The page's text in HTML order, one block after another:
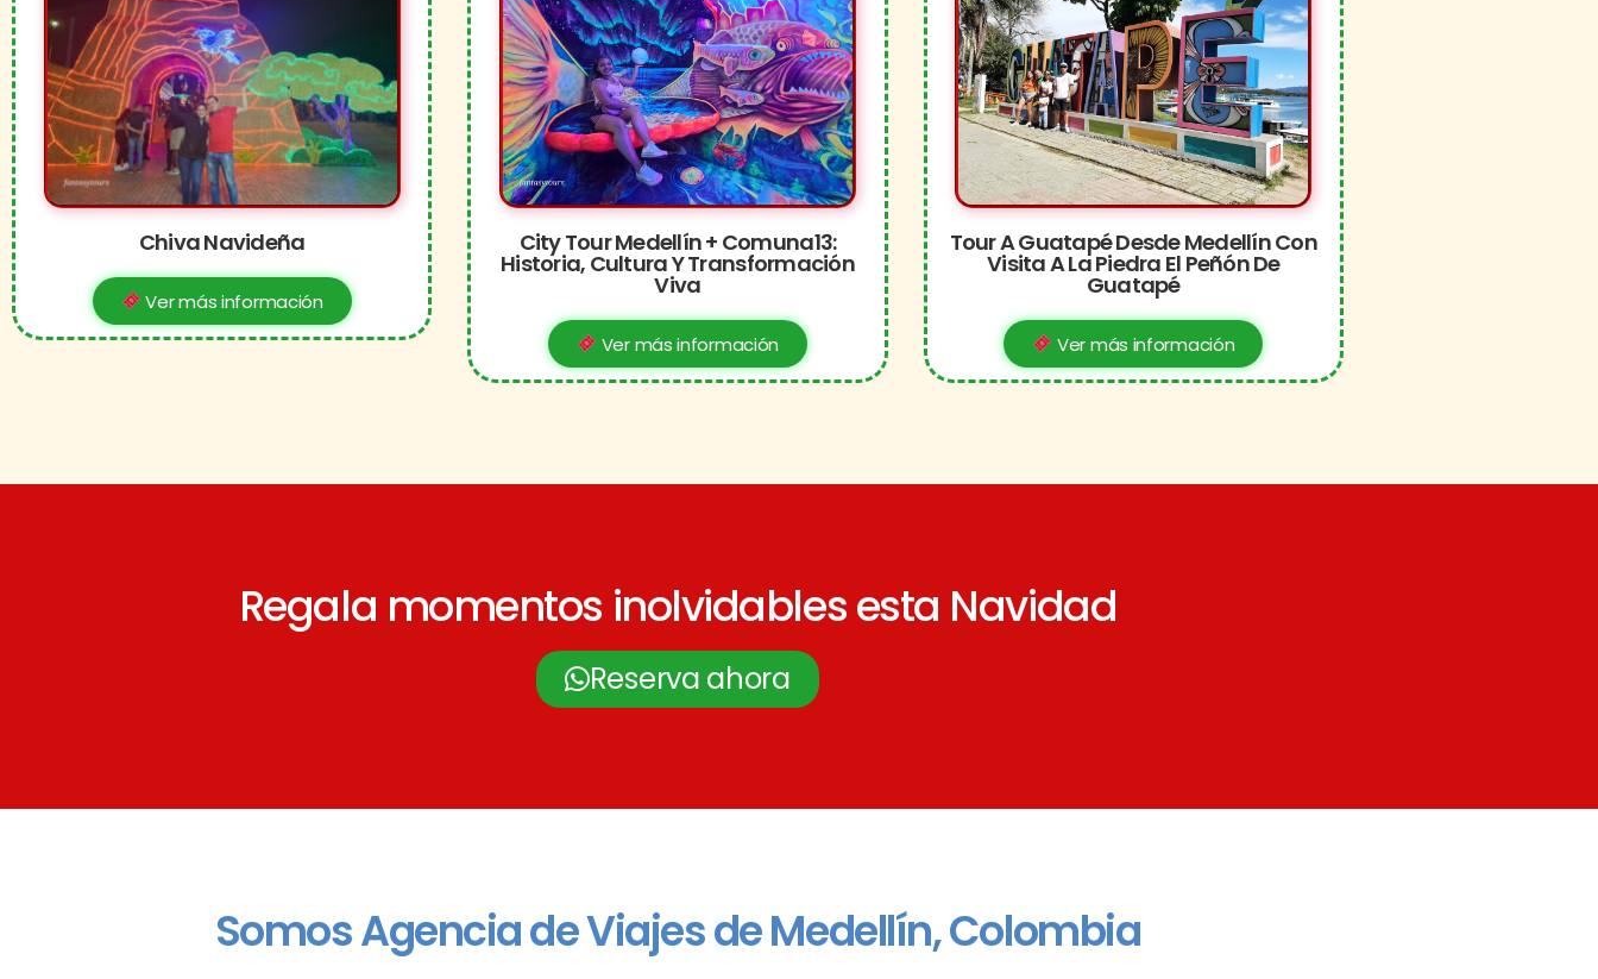
Chiva Navideña
Ver más información
City Tour Medellín + Comuna13:
Historia, Cultura Y Transformación
Viva
Ver más información
Tour A Guatapé Desde Medellín Con
Visita A La Piedra El Peñón De
Guatapé
Ver más información
Regala momentos inolvidables esta Navidad
Reserva ahora
Somos Agencia de Viajes de Medellín, Colombia